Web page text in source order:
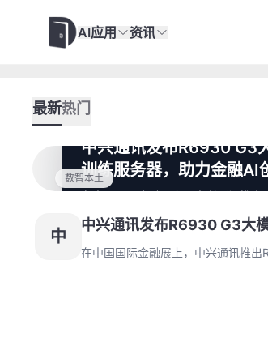
AI应用 资讯
最新热门
数智本土
中兴通讯发布R6930 G3
训练服务器，助力金融AI
在中国国际金融展上，中兴通讯推出
控，高带宽高速互联，采用绿色液冷
术，为金融领域AI智算引擎按下“加速
中
中兴通讯发布R6930 G3大
器，助力金融AI创新
在中国国际金融展上，中兴通讯推出